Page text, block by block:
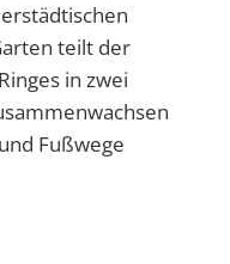
teilt der
in zwei
Fußwege